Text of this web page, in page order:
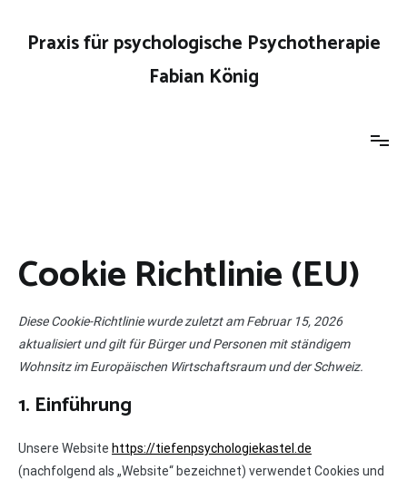
springenPraxis für psychologische Psychotherapie
Fabian König
Cookie Richtlinie (EU)
Diese Cookie-Richtlinie wurde zuletzt am Februar 15, 2026
aktualisiert und gilt für Bürger und Personen mit ständigem
Wohnsitz im Europäischen Wirtschaftsraum und der Schweiz.
1. Einführung
Unsere Website https://tiefenpsychologiekastel.de
(nachfolgend als „Website“ bezeichnet) verwendet Cookies und